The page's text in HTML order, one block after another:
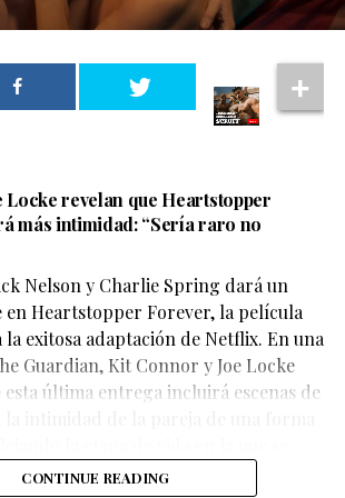
no ocupa gran parte del
dejar una fuerte impresión. Su
, juega un papel clave en la historia y
profundamente humana sobre las
Locke revelan que Heartstopper
más intimidad: “Sería raro no
Nelson y Charlie Spring dará un
Heartstopper Forever, la película
exitosa adaptación de Netflix. En una
Guardian, Kit Connor y Joe Locke
última entrega incluirá escenas de
CONTINUE READING